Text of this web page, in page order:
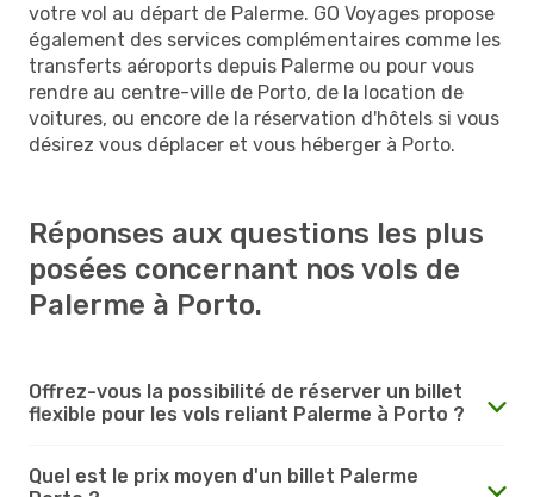
votre vol au départ de Palerme. GO Voyages propose
également des services complémentaires comme les
transferts aéroports depuis Palerme ou pour vous
rendre au centre-ville de Porto, de la location de
voitures, ou encore de la réservation d'hôtels si vous
désirez vous déplacer et vous héberger à Porto.
Réponses aux questions les plus
posées concernant nos vols de
Palerme à Porto.
Offrez-vous la possibilité de réserver un billet
flexible pour les vols reliant Palerme à Porto ?
Quel est le prix moyen d'un billet Palerme